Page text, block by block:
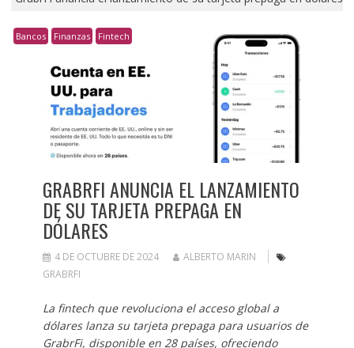
Bancos Finanzas Fintech
GRABRFI ANUNCIA EL LANZAMIENTO
DE SU TARJETA PREPAGA EN
DÓLARES
4 DE OCTUBRE DE 2024
ALBERTO MARIN
GRABRFI
La fintech que revoluciona el acceso global a
dólares lanza su tarjeta prepaga para usuarios de
GrabrFi, disponible en 28 países, ofreciendo